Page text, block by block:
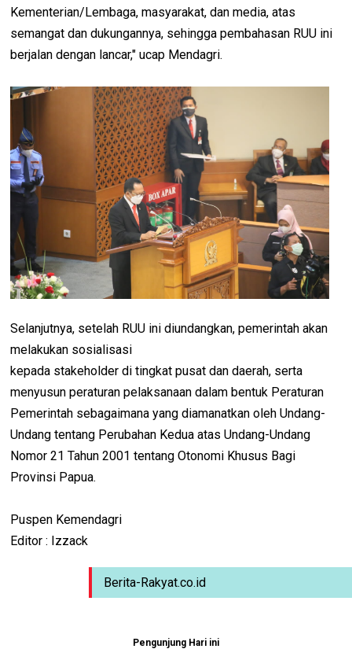
Kementerian/Lembaga, masyarakat, dan media, atas
semangat dan dukungannya, sehingga pembahasan RUU ini
berjalan dengan lancar," ucap Mendagri.
Selanjutnya, setelah RUU ini diundangkan, pemerintah akan
melakukan sosialisasi
kepada stakeholder di tingkat pusat dan daerah, serta
menyusun peraturan pelaksanaan dalam bentuk Peraturan
Pemerintah sebagaimana yang diamanatkan oleh Undang-
Undang tentang Perubahan Kedua atas Undang-Undang
Nomor 21 Tahun 2001 tentang Otonomi Khusus Bagi
Provinsi Papua.
Puspen Kemendagri
Editor : Izzack
Berita-Rakyat.co.id
Pengunjung Hari ini